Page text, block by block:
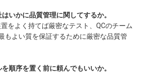
電池
いかに品質管理に関してするか。
をよく持てば厳密なテスト、QCのチーム
もよい質を保証するために厳密な品質管
順序を置く前に頼んでもいいか。